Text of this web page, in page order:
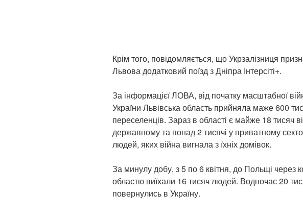
Крім того, повідомляється, що Укрзалізниця
Львова додатковий поїзд з Дніпра Інтерсіті+.
За інформацієї ЛОВА, від початку масштабної
України Львівська область прийняла маже 600
переселенців. Зараз в області є майже 18 тисяч
державному та понад 2 тисячі у приватному
людей, яких війна вигнала з їхніх домівок.
За минулу добу, з 5 по 6 квітня, до Польщі через
областю виїхали 16 тисяч людей. Водночас 20
повернулись в Україну.